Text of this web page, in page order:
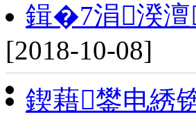
鍓�7涓湀澶
[2018-10-08]
鍥藉鐢电綉